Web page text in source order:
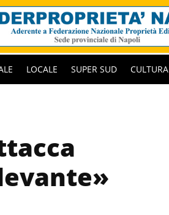
LOCALE SUPER SUD CULTURA